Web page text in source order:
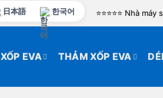
日本語 한국어 ⭐️⭐️⭐️⭐️⭐️ Nhà
XỐP EVA THẢM XỐP EVA